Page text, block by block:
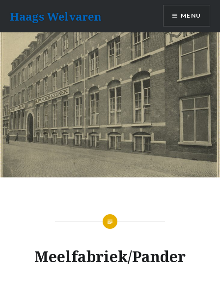
inhoud
Haags Welvaren MENU
Meelfabriek/Pander